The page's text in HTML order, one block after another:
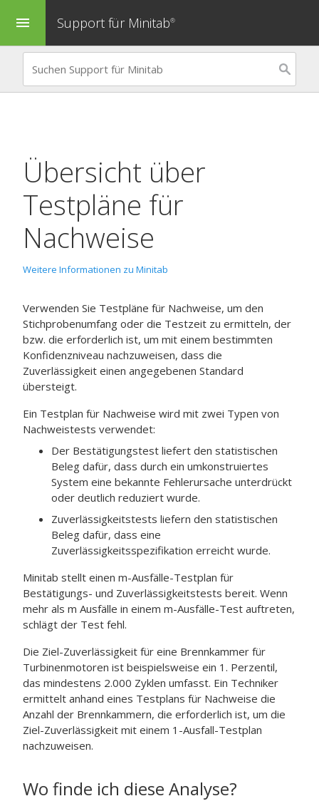
menu Support für Minitab®
Übersicht über
Testpläne für
Nachweise
Weitere Informationen zu Minitab
Verwenden Sie Testpläne für Nachweise, um den
Stichprobenumfang oder die Testzeit zu ermitteln, der
bzw. die erforderlich ist, um mit einem bestimmten
Konfidenzniveau nachzuweisen, dass die
Zuverlässigkeit einen angegebenen Standard
übersteigt.
Ein Testplan für Nachweise wird mit zwei Typen von
Nachweistests verwendet:
Der Bestätigungstest liefert den statistischen
Beleg dafür, dass durch ein umkonstruiertes
System eine bekannte Fehlerursache unterdrückt
oder deutlich reduziert wurde.
Zuverlässigkeitstests liefern den statistischen
Beleg dafür, dass eine
Zuverlässigkeitsspezifikation erreicht wurde.
Minitab stellt einen m-Ausfälle-Testplan für
Bestätigungs- und Zuverlässigkeitstests bereit. Wenn
mehr als m Ausfälle in einem m-Ausfälle-Test auftreten,
schlägt der Test fehl.
Die Ziel-Zuverlässigkeit für eine Brennkammer für
Turbinenmotoren ist beispielsweise ein 1. Perzentil,
das mindestens 2.000 Zyklen umfasst. Ein Techniker
ermittelt anhand eines Testplans für Nachweise die
Anzahl der Brennkammern, die erforderlich ist, um die
Ziel-Zuverlässigkeit mit einem 1-Ausfall-Testplan
nachzuweisen.
Wo finde ich diese Analyse?